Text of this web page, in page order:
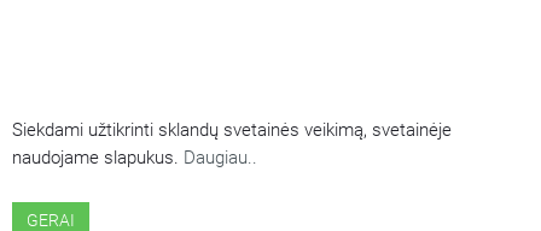
Siekdami užtikrinti sklandų svetainės veikimą, svetainėje
naudojame slapukus. Daugiau..
GERAI